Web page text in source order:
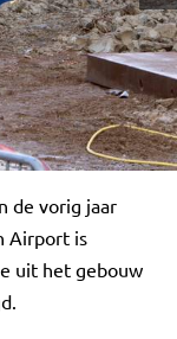
de vorig jaar
Airport is
uit het gebouw